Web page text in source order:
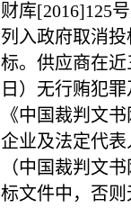
财库[2016]125号
列入政府取消
标。供应商在
日）无行贿犯
《中国裁判文
企业及法定代
（中国裁判文
标文件中，否则